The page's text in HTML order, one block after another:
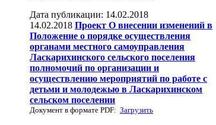
Дата публикации: 14.02.2018
14.02.2018 Проект О внесении изменений в
Положение о порядке осуществления
органами местного самоуправления
Ласкарихинского сельского поселения
полномочий по организации и
осуществлению мероприятий по работе с
детьми и молодежью в Ласкарихинском
сельском поселении
Документ в формате PDF: Загрузить